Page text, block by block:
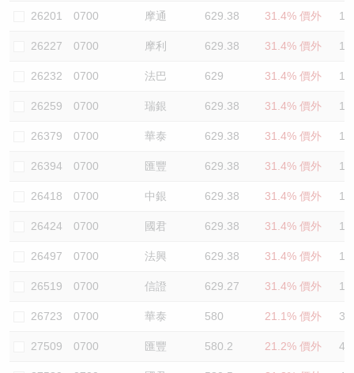
26201 0700 摩通 629.38 31.4% 價外
26227 0700 摩利 629.38 31.4% 價外
26232 0700 法巴 629 31.4% 價外
26259 0700 瑞銀 629.38 31.4% 價外
26379 0700 華泰 629.38 31.4% 價外
26394 0700 匯豐 629.38 31.4% 價外
26418 0700 中銀 629.38 31.4% 價外
26424 0700 國君 629.38 31.4% 價外
26497 0700 法興 629.38 31.4% 價外
26519 0700 信證 629.27 31.4% 價外
26723 0700 華泰 580 21.1% 價外
27509 0700 匯豐 580.2 21.2% 價外